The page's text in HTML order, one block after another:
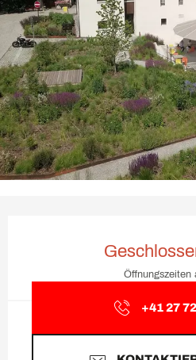
Öffnungszeiten
+41 27